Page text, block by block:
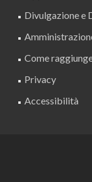
Divulgazione e
Come
Privacy
Accessibilità